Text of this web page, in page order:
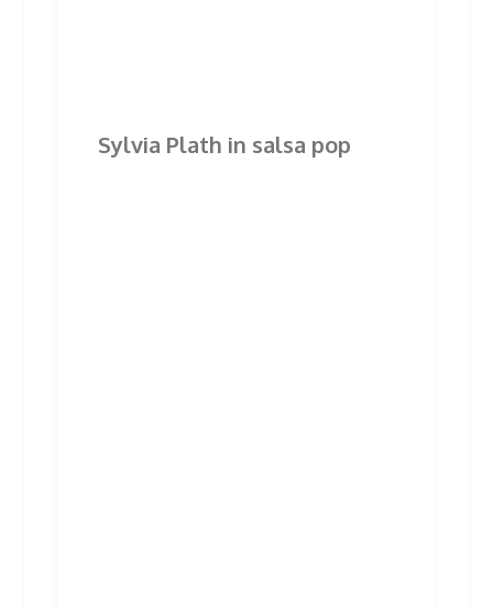
Sylvia Plath in salsa pop